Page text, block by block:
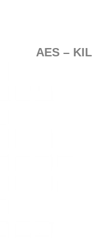
AES –